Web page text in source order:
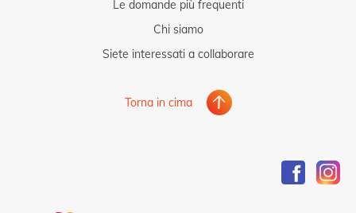
Le domande più frequenti
Chi siamo
Siete interessati a collaborare
Torna in cima